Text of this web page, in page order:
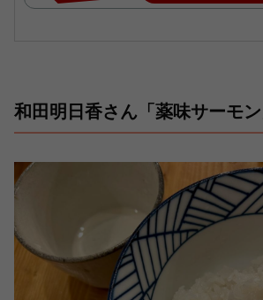
和田明日香さん「薬味サーモ